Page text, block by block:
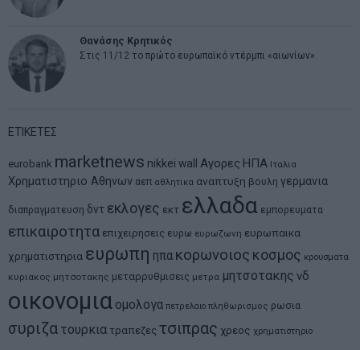
Θανάσης Κρητικός
Στις 11/12 το πρώτο ευρωπαϊκό ντέρμπι «αιωνίων»
ΕΤΙΚΕΤΕΣ
eurobank marketnews nikkei wall Αγορες ΗΠΑ Ιταλια
Χρηματιστηριο Αθηνων αεπ αθλητικα αναπτυξη βουλη γερμανια
διαπραγματευση δντ εκλογες εκτ ελλαδα εμπορευματα
επικαιροτητα επιχειρησεις ευρω ευρωζωνη ευρωπαικα
χρηματιστηρια ευρωπη ηπα κορωνοιος κοσμος κρουσματα
κυριακος μητσοτακης μεταρρυθμισεις μετρα μητσοτακης νδ
οικονομια ομολογα πετρελαιο πληθωρισμος ρωσια
συριζα τουρκια τραπεζες τσιπρας χρεος χρηματιστηριο